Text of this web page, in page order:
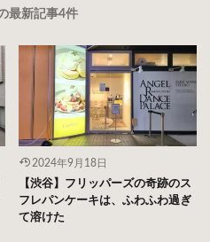
最新記事4件
2024年9月18日
【渋谷】フリッパーズの奇跡のス
フレパンケーキは、ふわふわ過ぎ
て溶けた